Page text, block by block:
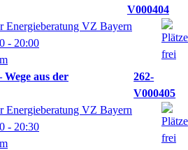
V000404
Energieberatung VZ Bayern
- 20:00
Wege aus der
262-
V000405
Energieberatung VZ Bayern
- 20:30